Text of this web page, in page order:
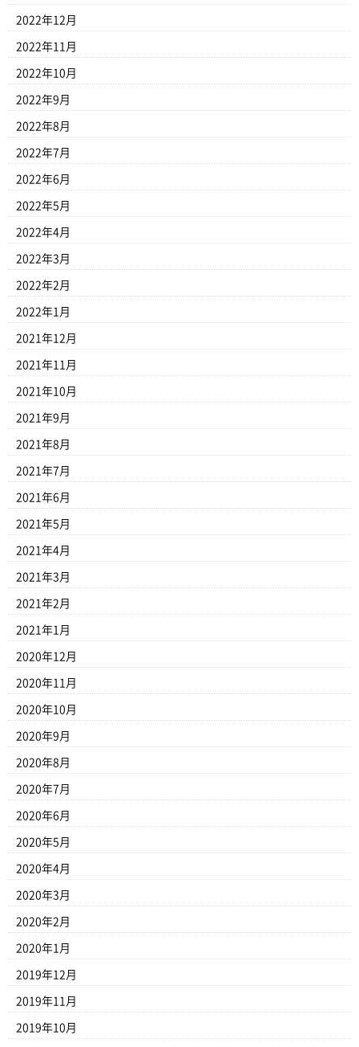
2022年12月
2022年11月
2022年10月
2022年9月
2022年8月
2022年7月
2022年6月
2022年5月
2022年4月
2022年3月
2022年2月
2022年1月
2021年12月
2021年11月
2021年10月
2021年9月
2021年8月
2021年7月
2021年6月
2021年5月
2021年4月
2021年3月
2021年2月
2021年1月
2020年12月
2020年11月
2020年10月
2020年9月
2020年8月
2020年7月
2020年6月
2020年5月
2020年4月
2020年3月
2020年2月
2020年1月
2019年12月
2019年11月
2019年10月